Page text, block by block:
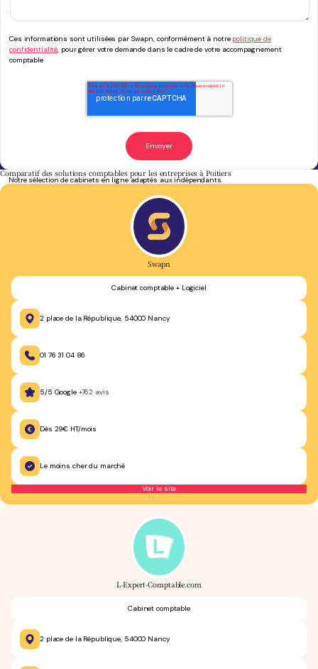
Ces informations sont utilisées par Swapn, conformément à notre politique de
confidentialité, pour gérer votre demande dans le cadre de votre accompagnement
comptable
Comparatif des solutions comptables pour les entreprises à Poitiers
Notre sélection de cabinets en ligne adaptés aux indépendants.
Swapn
Cabinet comptable + Logiciel
2 place de la République, 54000 Nancy
01 76 31 04 86
5/5 Google +762 avis
Dès 29€ HT/mois
Le moins cher du marché
Voir le site
L-Expert-Comptable.com
Cabinet comptable
2 place de la République, 54000 Nancy